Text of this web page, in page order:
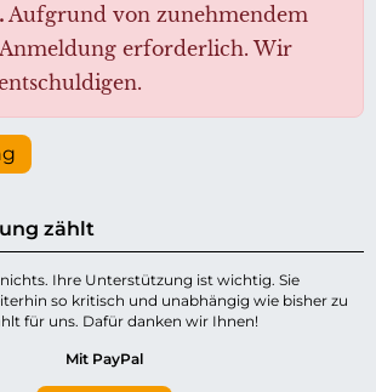
Aufgrund von zunehmendem
Anmeldung erforderlich. Wir
zählt
nichts. Ihre Unterstützung ist wichtig. Sie
so kritisch und unabhängig wie bisher zu
für uns. Dafür danken wir Ihnen!
Mit PayPal